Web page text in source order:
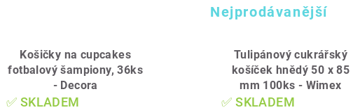
Nejprodávanější
Košičky na cupcakes
fotbalový šampiony, 36ks
- Decora
✅ SKLADEM
Tulipánový cukrářský
košíček hnědý 50 x 85
mm 100ks - Wimex
✅ SKLADEM